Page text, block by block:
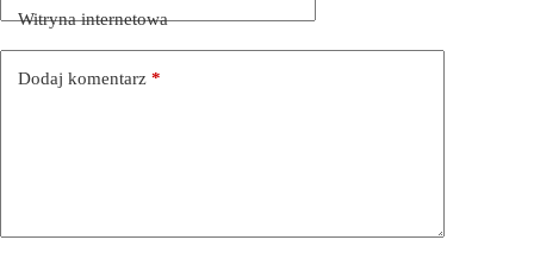
Witryna internetowa
Dodaj komentarz *